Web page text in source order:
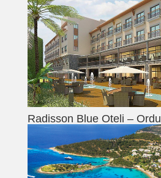
Radisson Blue Oteli – Ordu